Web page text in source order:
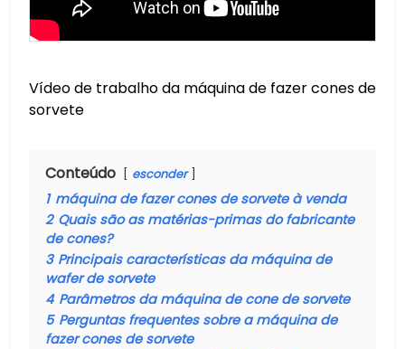
Vídeo de trabalho da máquina de fazer cones de
sorvete
Conteúdo esconder
1 máquina de fazer cones de sorvete à venda
2 Quais são as matérias-primas do fabricante
de cones?
3 Principais características da máquina de
wafer de sorvete
4 Parâmetros da máquina de cone de sorvete
5 Perguntas frequentes sobre a máquina de
fazer cones de sorvete